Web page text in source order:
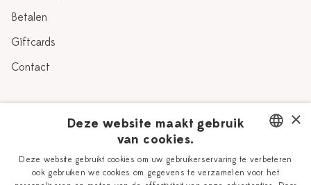
Betalen
Giftcards
Contact
Verhaal
Delfts Blauw
Workshops
DUTCH
×
Deze website maakt gebruik
van cookies.
Deze website gebruikt cookies om uw gebruikerservaring te verbeteren
ook gebruiken we cookies om gegevens te verzamelen voor het